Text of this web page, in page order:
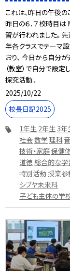
これは、昨日の午後の
昨日の６．７校時目は
習が行われました。
年各クラスでテーマ
おり、 今日から自分
（教室）で自分で設定
探究活動...
2025/10/22
校長日記2025
1年生 2年生 3年
社会数学 理科
技術・家庭保健
道徳 総合的な学
特別活動授業参
シブヤ未来科
子ども主体の学